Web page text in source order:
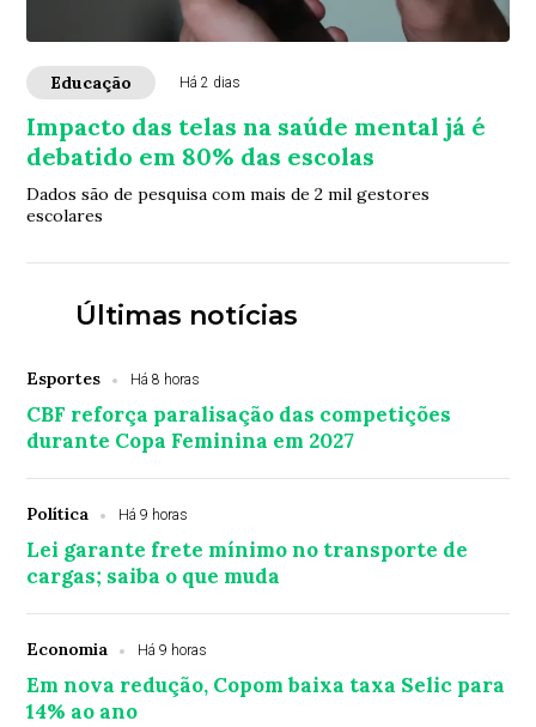
Educação Há 2 dias
Impacto das telas na saúde mental já é
debatido em 80% das escolas
Dados são de pesquisa com mais de 2 mil gestores
escolares
Últimas notícias
Esportes Há 8 horas
CBF reforça paralisação das competições
durante Copa Feminina em 2027
Política Há 9 horas
Lei garante frete mínimo no transporte de
cargas; saiba o que muda
Economia Há 9 horas
Em nova redução, Copom baixa taxa Selic para
14% ao ano